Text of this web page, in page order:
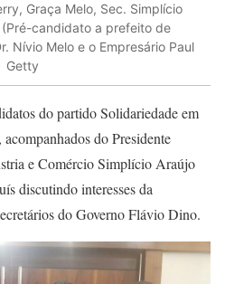
Graça Melo, Sec. Simplício
(Pré-candidato a prefeito de
Nívio Melo e o Empresário Paul
Getty
do partido Solidariedade em
do Presidente
e Comércio Simplício Araújo
discutindo interesses da
do Governo Flávio Dino.